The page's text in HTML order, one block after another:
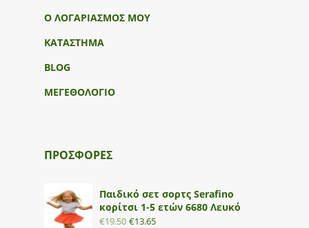
Ο ΛΟΓΑΡΙΑΣΜΟΣ ΜΟΥ
ΚΑΤΑΣΤΗΜΑ
BLOG
ΜΕΓΕΘΟΛΟΓΙΟ
ΠΡΟΣΦΟΡΕΣ
Παιδικό σετ σορτς Serafino
κορίτσι 1-5 ετών 6680 Λευκό
€19.50 €13.65